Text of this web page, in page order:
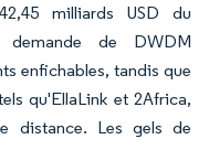
milliards USD du
demande de DWDM
enfichables, tandis que
qu'EllaLink et 2Africa,
distance. Les gels de